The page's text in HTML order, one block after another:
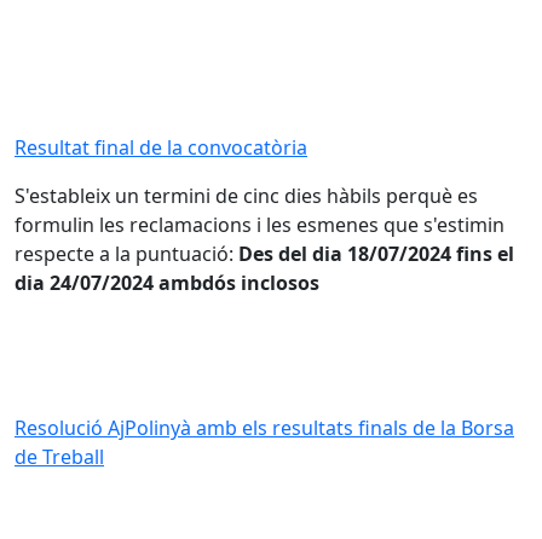
Resultat final de la convocatòria
S'estableix un termini de cinc dies hàbils perquè es
formulin les reclamacions i les esmenes que s'estimin
respecte a la puntuació: Des del dia 18/07/2024 fins el
dia 24/07/2024 ambdós inclosos
Resolució AjPolinyà amb els resultats finals de la Borsa
de Treball